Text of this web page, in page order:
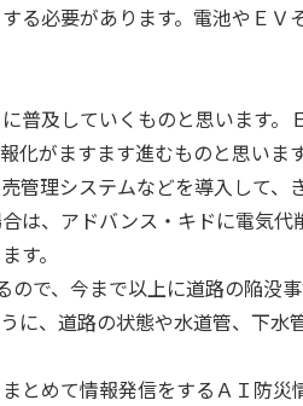
る必要があります。電池やＥＶ
普及していくものと思います。
化がますます進むものと思いま
管理システムなどを導入して、
は、アドバンス・キドに電気代
す。
ので、今まで以上に道路の陥没
に、道路の状態や水道管、下水
とめて情報発信をするＡＩ防災